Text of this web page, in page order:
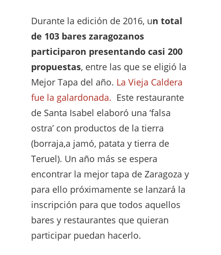
Durante la edición de 2016, un total
de 103 bares zaragozanos
participaron presentando casi 200
propuestas, entre las que se eligió la
Mejor Tapa del año. La Vieja Caldera
fue la galardonada. Este restaurante
de Santa Isabel elaboró una ‘falsa
ostra’ con productos de la tierra
(borraja,a jamó, patata y tierra de
Teruel). Un año más se espera
encontrar la mejor tapa de Zaragoza y
para ello próximamente se lanzará la
inscripción para que todos aquellos
bares y restaurantes que quieran
participar puedan hacerlo.